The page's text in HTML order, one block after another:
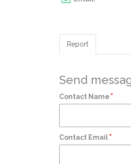
Report
Send
Contact Name*
Contact Email*